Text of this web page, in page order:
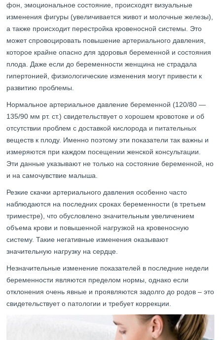
фон, эмоциональное состояние, происходят визуальные
изменения фигуры (увеличивается живот и молочные железы),
а также происходит перестройка кровеносной системы. Это
может спровоцировать повышение артериального давления,
которое крайне опасно для здоровья беременной и состояния
плода. Даже если до беременности женщина не страдала
гипертонией, физиологические изменения могут привести к
развитию проблемы.
Нормальное артериальное давление беременной (120/80 —
135/90 мм рт. ст.) свидетельствует о хорошем кровотоке и об
отсутствии проблем с доставкой кислорода и питательных
веществ к плоду. Именно поэтому эти показатели так важны и
измеряются при каждом посещении женской консультации.
Эти данные указывают не только на состояние беременной, но
и на самочувствие малыша.
Резкие скачки артериального давления особенно часто
наблюдаются на последних сроках беременности (в третьем
триместре), что обусловлено значительным увеличением
объема крови и повышенной нагрузкой на кровеносную
систему. Такие негативные изменения оказывают
значительную нагрузку на сердце.
Незначительные изменение показателей в последние недели
беременности являются пределом нормы, однако если
отклонения очень явные и проявляются задолго до родов – это
свидетельствует о патологии и требует коррекции.